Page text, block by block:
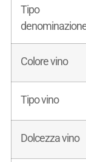
Tipo
Colore vino
Tipo vino
Dolcezza vino